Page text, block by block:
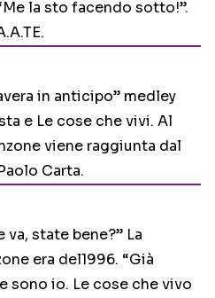
la sto facendo sotto!”.
in anticipo” medley
e Le cose che vivi. Al
viene raggiunta dal
Carta.
va, state bene?” La
era del1996. “Già
sono io. Le cose che vivo